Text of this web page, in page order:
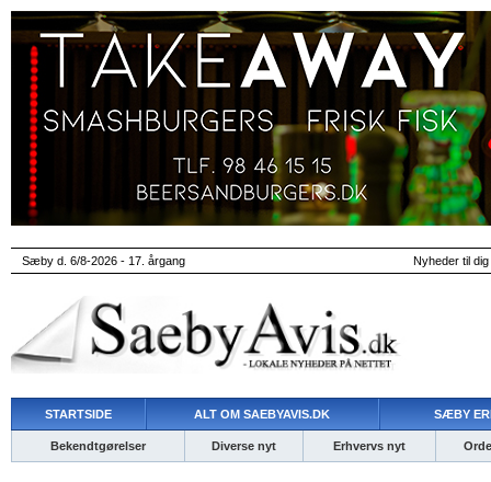
Sæby d. 6/8-2026 - 17. årgang Nyheder til
STARTSIDE ALT OM SAEBYAVIS.DK SÆBY
Bekendtgørelser Diverse nyt Erhvervs nyt